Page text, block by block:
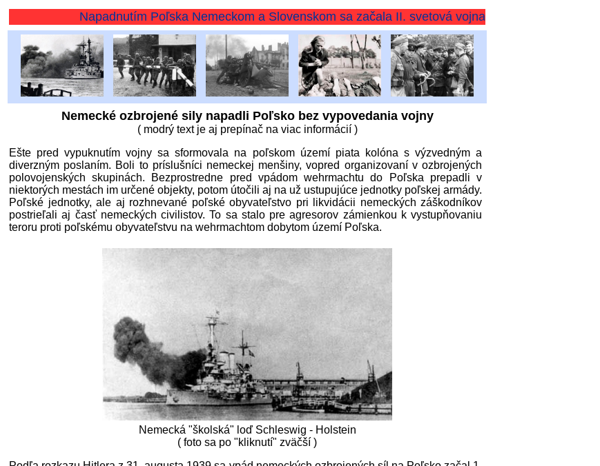
Napadnutím Poľska Nemeckom a Slovenskom sa začala II. svetová vojna v Európe
Nemecké ozbrojené sily napadli Poľsko bez vypovedania vojny
( modrý text je aj prepínač na viac informácií )
Ešte pred vypuknutím vojny sa sformovala na poľskom území piata kolóna s výzvedným a
diverzným poslaním. Boli to príslušníci nemeckej menšiny, vopred organizovaní v ozbrojených
polovojenských skupinách. Bezprostredne pred vpádom wehrmachtu do Poľska prepadli v
niektorých mestách im určené objekty, potom útočili aj na už ustupujúce jednotky poľskej armády.
Poľské jednotky, ale aj rozhnevané poľské obyvateľstvo pri likvidácii nemeckých záškodníkov
postrieľali aj časť nemeckých civilistov. To sa stalo pre agresorov zámienkou k vystupňovaniu
teroru proti poľskému obyvateľstvu na wehrmachtom dobytom území Poľska.
Nemecká "školská" loď Schleswig - Holstein
( foto sa po "kliknutí" zväčší )